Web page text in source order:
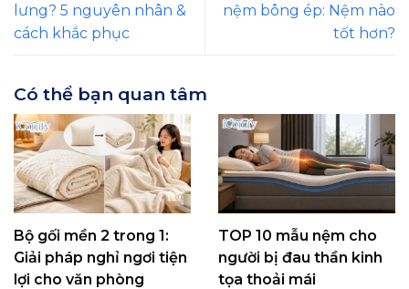
lưng? 5 nguyên nhân &
cách khắc phục
nệm bông ép: Nệm nào
tốt hơn?
Có thể bạn quan tâm
Bộ gối mền 2 trong 1:
Giải pháp nghỉ ngơi tiện
lợi cho văn phòng
TOP 10 mẫu nệm cho
người bị đau thần kinh
tọa thoải mái